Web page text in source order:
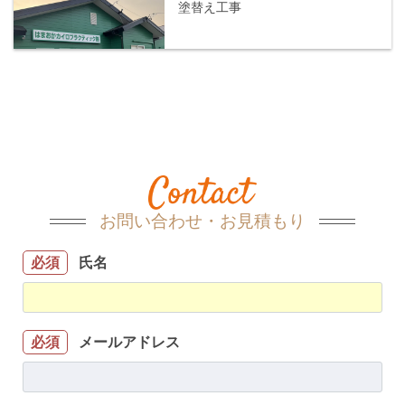
塗替え工事
お問い合わせ・お見積もり
必須 氏名
必須 メールアドレス